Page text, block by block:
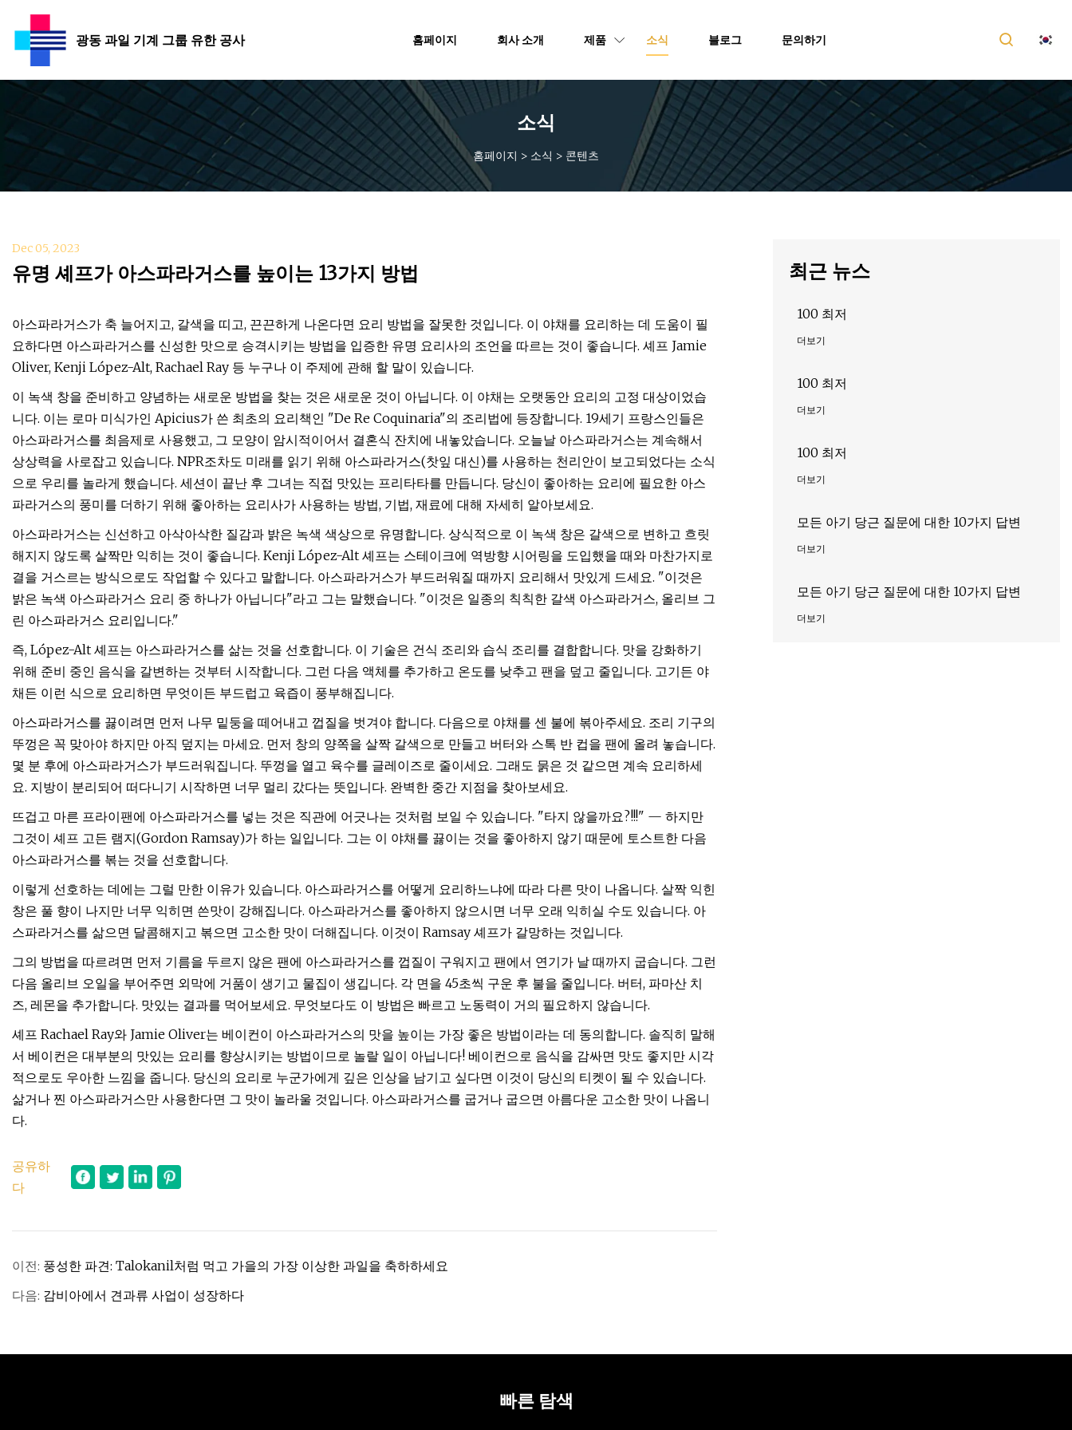
광동 과일 기계 그룹 유한 공사 홈페이지 회사 소개 제품 소식 블로그 문의하기
소식
홈페이지 > 소식 > 콘텐츠
Dec 05, 2023
유명 셰프가 아스파라거스를 높이는 13가지 방법
아스파라거스가 축 늘어지고, 갈색을 띠고, 끈끈하게 나온다면 요리 방법을 잘못한 것입니다. 이 야채를 요리하는 데 도움이 필
요하다면 아스파라거스를 신성한 맛으로 승격시키는 방법을 입증한 유명 요리사의 조언을 따르는 것이 좋습니다. 셰프 Jamie
Oliver, Kenji López-Alt, Rachael Ray 등 누구나 이 주제에 관해 할 말이 있습니다.
이 녹색 창을 준비하고 양념하는 새로운 방법을 찾는 것은 새로운 것이 아닙니다. 이 야채는 오랫동안 요리의 고정 대상이었습
니다. 이는 로마 미식가인 Apicius가 쓴 최초의 요리책인 "De Re Coquinaria"의 조리법에 등장합니다. 19세기 프랑스인들은
아스파라거스를 최음제로 사용했고, 그 모양이 암시적이어서 결혼식 잔치에 내놓았습니다. 오늘날 아스파라거스는 계속해서
상상력을 사로잡고 있습니다. NPR조차도 미래를 읽기 위해 아스파라거스(찻잎 대신)를 사용하는 천리안이 보고되었다는 소식
으로 우리를 놀라게 했습니다. 세션이 끝난 후 그녀는 직접 맛있는 프리타타를 만듭니다. 당신이 좋아하는 요리에 필요한 아스
파라거스의 풍미를 더하기 위해 좋아하는 요리사가 사용하는 방법, 기법, 재료에 대해 자세히 알아보세요.
아스파라거스는 신선하고 아삭아삭한 질감과 밝은 녹색 색상으로 유명합니다. 상식적으로 이 녹색 창은 갈색으로 변하고 흐릿
해지지 않도록 살짝만 익히는 것이 좋습니다. Kenji López-Alt 셰프는 스테이크에 역방향 시어링을 도입했을 때와 마찬가지로
결을 거스르는 방식으로도 작업할 수 있다고 말합니다. 아스파라거스가 부드러워질 때까지 요리해서 맛있게 드세요. "이것은
밝은 녹색 아스파라거스 요리 중 하나가 아닙니다"라고 그는 말했습니다. "이것은 일종의 칙칙한 갈색 아스파라거스, 올리브 그
린 아스파라거스 요리입니다."
즉, López-Alt 셰프는 아스파라거스를 삶는 것을 선호합니다. 이 기술은 건식 조리와 습식 조리를 결합합니다. 맛을 강화하기
위해 준비 중인 음식을 갈변하는 것부터 시작합니다. 그런 다음 액체를 추가하고 온도를 낮추고 팬을 덮고 줄입니다. 고기든 야
채든 이런 식으로 요리하면 무엇이든 부드럽고 육즙이 풍부해집니다.
아스파라거스를 끓이려면 먼저 나무 밑둥을 떼어내고 껍질을 벗겨야 합니다. 다음으로 야채를 센 불에 볶아주세요. 조리 기구의
뚜껑은 꼭 맞아야 하지만 아직 덮지는 마세요. 먼저 창의 양쪽을 살짝 갈색으로 만들고 버터와 스톡 반 컵을 팬에 올려 놓습니다.
몇 분 후에 아스파라거스가 부드러워집니다. 뚜껑을 열고 육수를 글레이즈로 줄이세요. 그래도 묽은 것 같으면 계속 요리하세
요. 지방이 분리되어 떠다니기 시작하면 너무 멀리 갔다는 뜻입니다. 완벽한 중간 지점을 찾아보세요.
뜨겁고 마른 프라이팬에 아스파라거스를 넣는 것은 직관에 어긋나는 것처럼 보일 수 있습니다. "타지 않을까요?!!!" — 하지만
그것이 셰프 고든 램지(Gordon Ramsay)가 하는 일입니다. 그는 이 야채를 끓이는 것을 좋아하지 않기 때문에 토스트한 다음
아스파라거스를 볶는 것을 선호합니다.
이렇게 선호하는 데에는 그럴 만한 이유가 있습니다. 아스파라거스를 어떻게 요리하느냐에 따라 다른 맛이 나옵니다. 살짝 익힌
창은 풀 향이 나지만 너무 익히면 쓴맛이 강해집니다. 아스파라거스를 좋아하지 않으시면 너무 오래 익히실 수도 있습니다. 아
스파라거스를 삶으면 달콤해지고 볶으면 고소한 맛이 더해집니다. 이것이 Ramsay 셰프가 갈망하는 것입니다.
그의 방법을 따르려면 먼저 기름을 두르지 않은 팬에 아스파라거스를 껍질이 구워지고 팬에서 연기가 날 때까지 굽습니다. 그런
다음 올리브 오일을 부어주면 외막에 거품이 생기고 물집이 생깁니다. 각 면을 45초씩 구운 후 불을 줄입니다. 버터, 파마산 치
즈, 레몬을 추가합니다. 맛있는 결과를 먹어보세요. 무엇보다도 이 방법은 빠르고 노동력이 거의 필요하지 않습니다.
셰프 Rachael Ray와 Jamie Oliver는 베이컨이 아스파라거스의 맛을 높이는 가장 좋은 방법이라는 데 동의합니다. 솔직히 말해
서 베이컨은 대부분의 맛있는 요리를 향상시키는 방법이므로 놀랄 일이 아닙니다! 베이컨으로 음식을 감싸면 맛도 좋지만 시각
적으로도 우아한 느낌을 줍니다. 당신의 요리로 누군가에게 깊은 인상을 남기고 싶다면 이것이 당신의 티켓이 될 수 있습니다.
삶거나 찐 아스파라거스만 사용한다면 그 맛이 놀라울 것입니다. 아스파라거스를 굽거나 굽으면 아름다운 고소한 맛이 나옵니
다.
공유하
다
이전: 풍성한 파견: Talokanil처럼 먹고 가을의 가장 이상한 과일을 축하하세요
다음: 감비아에서 견과류 사업이 성장하다
최근 뉴스
100 최저
더보기
100 최저
더보기
100 최저
더보기
모든 아기 당근 질문에 대한 10가지 답변
더보기
모든 아기 당근 질문에 대한 10가지 답변
더보기
빠른 탐색